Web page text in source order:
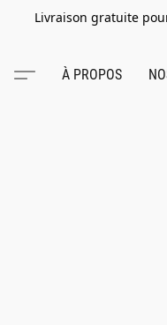
Livraison gratuite
À PROPOS